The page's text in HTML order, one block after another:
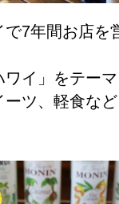
で7年間お店を
ワイ」をテー
ーツ、軽食な